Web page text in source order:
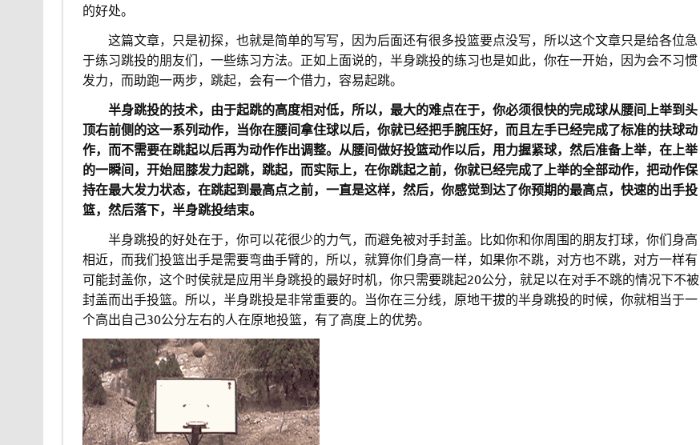
的好处。
这篇文章，只是初探，也就是简单的写写，因为后面还有很多投篮要点没写，所以这个文章只是给各位急
于练习跳投的朋友们，一些练习方法。正如上面说的，半身跳投的练习也是如此，你在一开始，因为会不习惯
发力，而助跑一两步，跳起，会有一个借力，容易起跳。
半身跳投的技术，由于起跳的高度相对低，所以，最大的难点在于，你必须很快的完成球从腰间上举到头
顶右前侧的这一系列动作，当你在腰间拿住球以后，你就已经把手腕压好，而且左手已经完成了标准的扶球动
作，而不需要在跳起以后再为动作作出调整。从腰间做好投篮动作以后，用力握紧球，然后准备上举，在上举
的一瞬间，开始屈膝发力起跳，跳起，而实际上，在你跳起之前，你就已经完成了上举的全部动作，把动作保
持在最大发力状态，在跳起到最高点之前，一直是这样，然后，你感觉到达了你预期的最高点，快速的出手投
篮，然后落下，半身跳投结束。
半身跳投的好处在于，你可以花很少的力气，而避免被对手封盖。比如你和你周围的朋友打球，你们身高
相近，而我们投篮出手是需要弯曲手臂的，所以，就算你们身高一样，如果你不跳，对方也不跳，对方一样有
可能封盖你，这个时侯就是应用半身跳投的最好时机，你只需要跳起20公分，就足以在对手不跳的情况下不被
封盖而出手投篮。所以，半身跳投是非常重要的。当你在三分线，原地干拔的半身跳投的时候，你就相当于一
个高出自己30公分左右的人在原地投篮，有了高度上的优势。